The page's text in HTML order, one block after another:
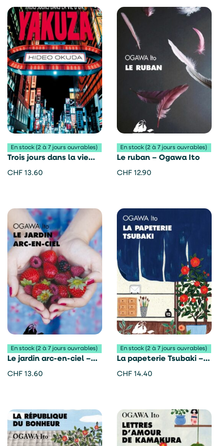
En stock (2 à 7 jours ouvrables)
Trois jours dans la vie
d’un yakuza – Hideo
CHF 13.60
En stock (2 à 7 jours ouvrables)
Le ruban – Ogawa Ito
CHF 12.90
En stock (2 à 7 jours ouvrables)
Le jardin arc-en-ciel –
Ogawa Ito
CHF 13.60
En stock (2 à 7 jours ouvrables)
La papeterie Tsubaki –
Ogawa Ito
CHF 14.40